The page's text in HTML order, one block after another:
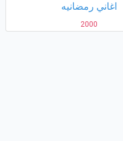
اغاني رمضانيه
2000